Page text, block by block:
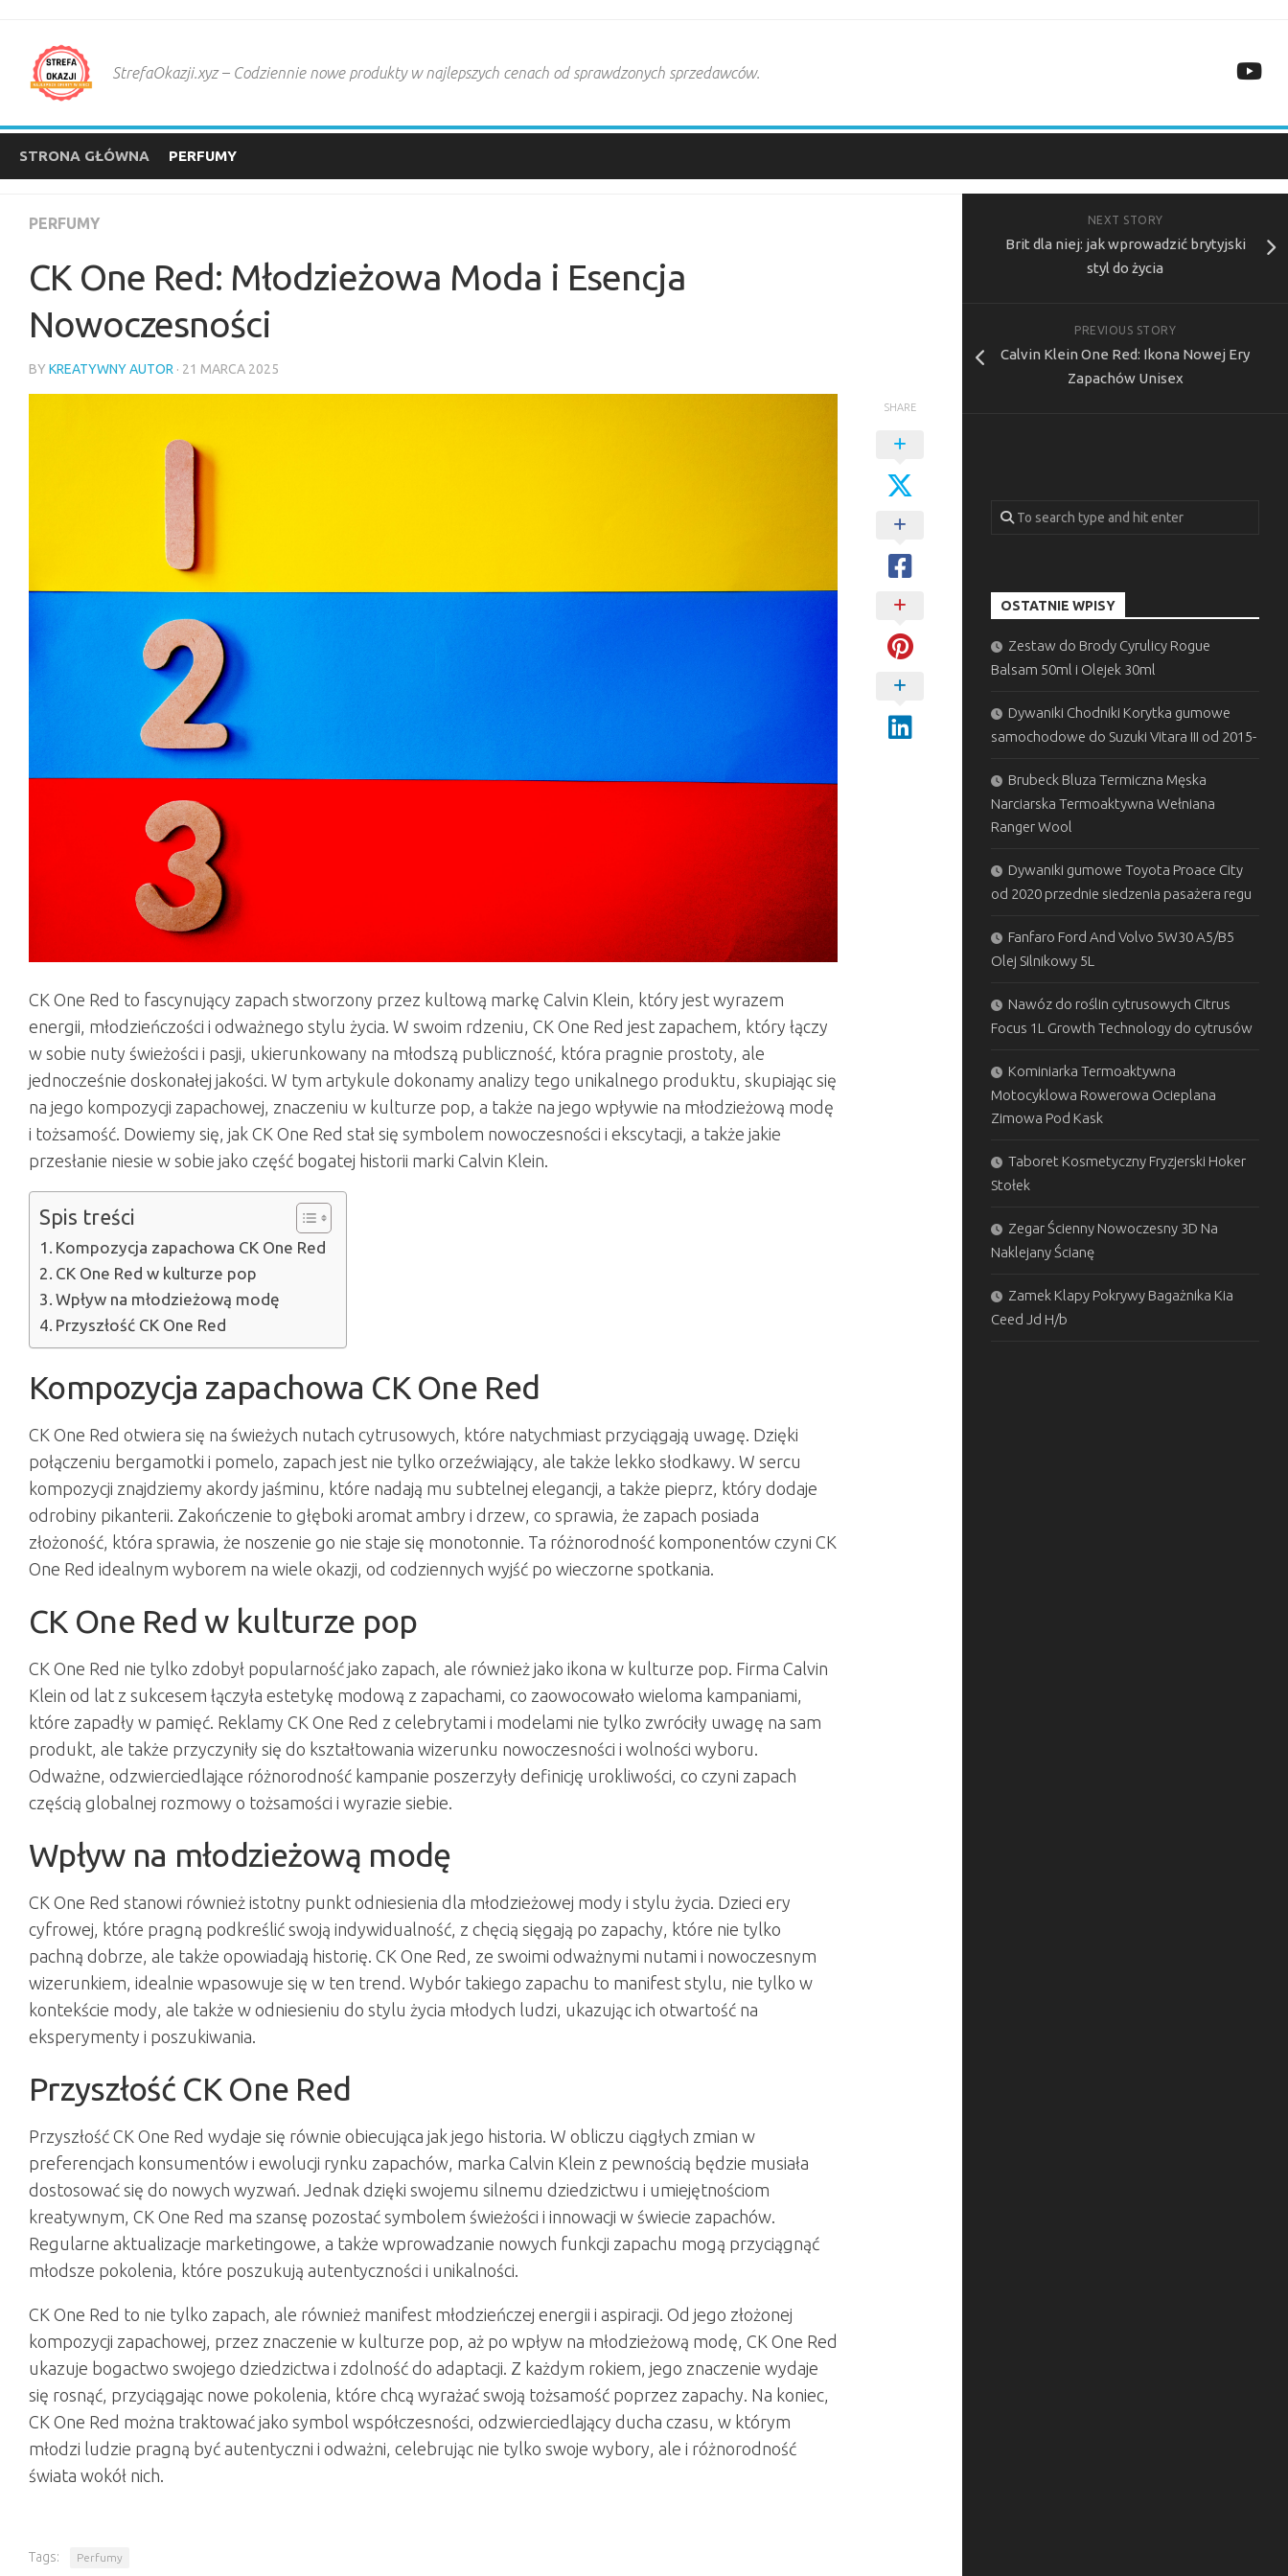
content
StrefaOkazji.xyz – Codziennie nowe produkty w najlepszych cenach od sprawdzonych sprzedawców.
STRONA GŁÓWNA PERFUMY
PERFUMY
CK One Red: Młodzieżowa Moda i Esencja
Nowoczesności
BY KREATYWNY AUTOR · 21 MARCA 2025
CK One Red to fascynujący zapach stworzony przez kultową markę Calvin Klein, który jest wyrazem
energii, młodzieńczości i odważnego stylu życia. W swoim rdzeniu, CK One Red jest zapachem, który łączy
w sobie nuty świeżości i pasji, ukierunkowany na młodszą publiczność, która pragnie prostoty, ale
jednocześnie doskonałej jakości. W tym artykule dokonamy analizy tego unikalnego produktu, skupiając się
na jego kompozycji zapachowej, znaczeniu w kulturze pop, a także na jego wpływie na młodzieżową modę
i tożsamość. Dowiemy się, jak CK One Red stał się symbolem nowoczesności i ekscytacji, a także jakie
przesłanie niesie w sobie jako część bogatej historii marki Calvin Klein.
Spis treści
Kompozycja zapachowa CK One Red
CK One Red w kulturze pop
Wpływ na młodzieżową modę
Przyszłość CK One Red
Kompozycja zapachowa CK One Red
CK One Red otwiera się na świeżych nutach cytrusowych, które natychmiast przyciągają uwagę. Dzięki
połączeniu bergamotki i pomelo, zapach jest nie tylko orzeźwiający, ale także lekko słodkawy. W sercu
kompozycji znajdziemy akordy jaśminu, które nadają mu subtelnej elegancji, a także pieprz, który dodaje
odrobiny pikanterii. Zakończenie to głęboki aromat ambry i drzew, co sprawia, że zapach posiada
złożoność, która sprawia, że noszenie go nie staje się monotonnie. Ta różnorodność komponentów czyni CK
One Red idealnym wyborem na wiele okazji, od codziennych wyjść po wieczorne spotkania.
CK One Red w kulturze pop
CK One Red nie tylko zdobył popularność jako zapach, ale również jako ikona w kulturze pop. Firma Calvin
Klein od lat z sukcesem łączyła estetykę modową z zapachami, co zaowocowało wieloma kampaniami,
które zapadły w pamięć. Reklamy CK One Red z celebrytami i modelami nie tylko zwróciły uwagę na sam
produkt, ale także przyczyniły się do kształtowania wizerunku nowoczesności i wolności wyboru.
Odważne, odzwierciedlające różnorodność kampanie poszerzyły definicję urokliwości, co czyni zapach
częścią globalnej rozmowy o tożsamości i wyrazie siebie.
Wpływ na młodzieżową modę
CK One Red stanowi również istotny punkt odniesienia dla młodzieżowej mody i stylu życia. Dzieci ery
cyfrowej, które pragną podkreślić swoją indywidualność, z chęcią sięgają po zapachy, które nie tylko
pachną dobrze, ale także opowiadają historię. CK One Red, ze swoimi odważnymi nutami i nowoczesnym
wizerunkiem, idealnie wpasowuje się w ten trend. Wybór takiego zapachu to manifest stylu, nie tylko w
kontekście mody, ale także w odniesieniu do stylu życia młodych ludzi, ukazując ich otwartość na
eksperymenty i poszukiwania.
Przyszłość CK One Red
Przyszłość CK One Red wydaje się równie obiecująca jak jego historia. W obliczu ciągłych zmian w
preferencjach konsumentów i ewolucji rynku zapachów, marka Calvin Klein z pewnością będzie musiała
dostosować się do nowych wyzwań. Jednak dzięki swojemu silnemu dziedzictwu i umiejętnościom
kreatywnym, CK One Red ma szansę pozostać symbolem świeżości i innowacji w świecie zapachów.
Regularne aktualizacje marketingowe, a także wprowadzanie nowych funkcji zapachu mogą przyciągnąć
młodsze pokolenia, które poszukują autentyczności i unikalności.
CK One Red to nie tylko zapach, ale również manifest młodzieńczej energii i aspiracji. Od jego złożonej
kompozycji zapachowej, przez znaczenie w kulturze pop, aż po wpływ na młodzieżową modę, CK One Red
ukazuje bogactwo swojego dziedzictwa i zdolność do adaptacji. Z każdym rokiem, jego znaczenie wydaje
się rosnąć, przyciągając nowe pokolenia, które chcą wyrażać swoją tożsamość poprzez zapachy. Na koniec,
CK One Red można traktować jako symbol współczesności, odzwierciedlający ducha czasu, w którym
młodzi ludzie pragną być autentyczni i odważni, celebrując nie tylko swoje wybory, ale i różnorodność
świata wokół nich.
SHARE
Tags: Perfumy
NEXT STORY
Brit dla niej: jak wprowadzić brytyjski
styl do życia
PREVIOUS STORY
Calvin Klein One Red: Ikona Nowej Ery
Zapachów Unisex
OSTATNIE WPISY
Zestaw do Brody Cyrulicy Rogue
Balsam 50ml i Olejek 30ml
Dywaniki Chodniki Korytka gumowe
samochodowe do Suzuki Vitara III od 2015-
Brubeck Bluza Termiczna Męska
Narciarska Termoaktywna Wełniana
Ranger Wool
Dywaniki gumowe Toyota Proace City
od 2020 przednie siedzenia pasażera regu
Fanfaro Ford And Volvo 5W30 A5/B5
Olej Silnikowy 5L
Nawóz do roślin cytrusowych Citrus
Focus 1L Growth Technology do cytrusów
Kominiarka Termoaktywna
Motocyklowa Rowerowa Ocieplana
Zimowa Pod Kask
Taboret Kosmetyczny Fryzjerski Hoker
Stołek
Zegar Ścienny Nowoczesny 3D Na
Naklejany Ścianę
Zamek Klapy Pokrywy Bagażnika Kia
Ceed Jd H/b